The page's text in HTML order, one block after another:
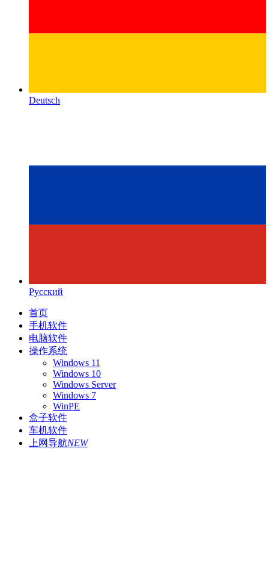
Deutsch
Русский
首页
手机软件
电脑软件
操作系统
Windows 11
Windows 10
Windows Server
Windows 7
WinPE
盒子软件
车机软件
上网导航NEW